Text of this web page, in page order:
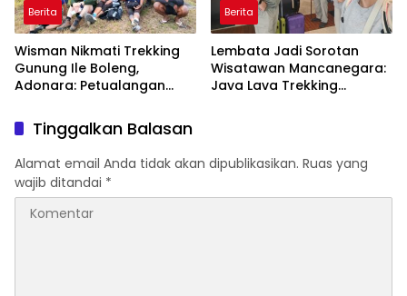
Berita
Wisman Nikmati Trekking
Gunung Ile Boleng,
Adonara: Petualangan
Berita
Lembata Jadi Sorotan
Wisatawan Mancanegara:
Java Lava Trekking
Tinggalkan Balasan
Alamat email Anda tidak akan dipublikasikan. Ruas yang
wajib ditandai *